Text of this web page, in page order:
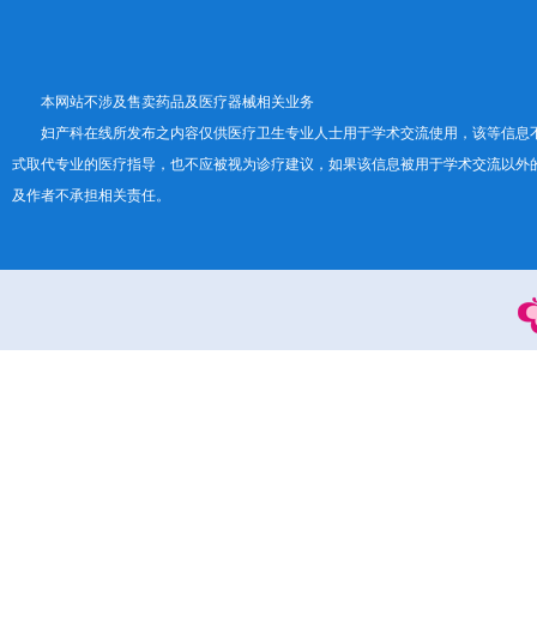
本网站不涉及售卖药品及医疗器械相关业务
妇产科在线所发布之内容仅供医疗卫生专业人士用于学术交流使用，该等信息
式取代专业的医疗指导，也不应被视为诊疗建议，如果该信息被用于学术交流以外
及作者不承担相关责任。